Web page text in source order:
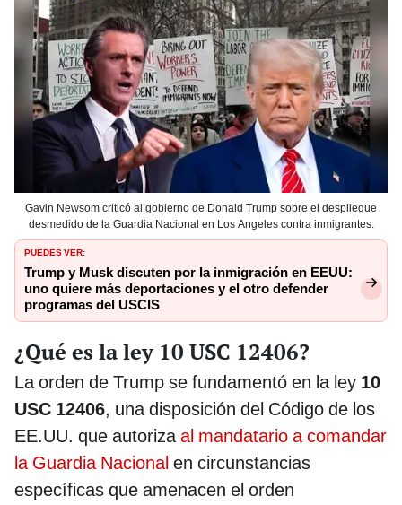
Gavin Newsom criticó al gobierno de Donald Trump sobre el despliegue
desmedido de la Guardia Nacional en Los Angeles contra inmigrantes.
PUEDES VER:
Trump y Musk discuten por la inmigración en EEUU:
uno quiere más deportaciones y el otro defender
programas del USCIS
¿Qué es la ley 10 USC 12406?
La orden de Trump se fundamentó en la ley 10
USC 12406, una disposición del Código de los
EE.UU. que autorizaal mandatario a comandar
la Guardia Nacional en circunstancias
específicas que amenacen el orden